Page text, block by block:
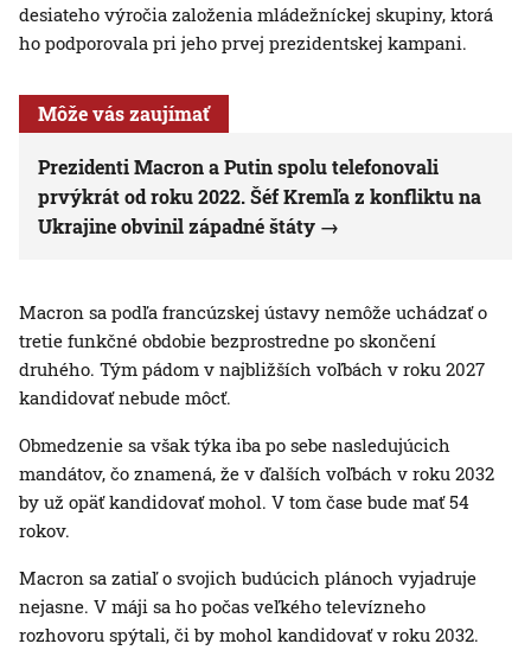
desiateho výročia založenia mládežníckej skupiny, ktorá
ho podporovala pri jeho prvej prezidentskej kampani.
Môže vás zaujímať
Prezidenti Macron a Putin spolu telefonovali
prvýkrát od roku 2022. Šéf Kremľa z konfliktu na
Ukrajine obvinil západné štáty
Macron sa podľa francúzskej ústavy nemôže uchádzať o
tretie funkčné obdobie bezprostredne po skončení
druhého. Tým pádom v najbližších voľbách v roku 2027
kandidovať nebude môcť.
Obmedzenie sa však týka iba po sebe nasledujúcich
mandátov, čo znamená, že v ďalších voľbách v roku 2032
by už opäť kandidovať mohol. V tom čase bude mať 54
rokov.
Macron sa zatiaľ o svojich budúcich plánoch vyjadruje
nejasne. V máji sa ho počas veľkého televízneho
rozhovoru spýtali, či by mohol kandidovať v roku 2032.